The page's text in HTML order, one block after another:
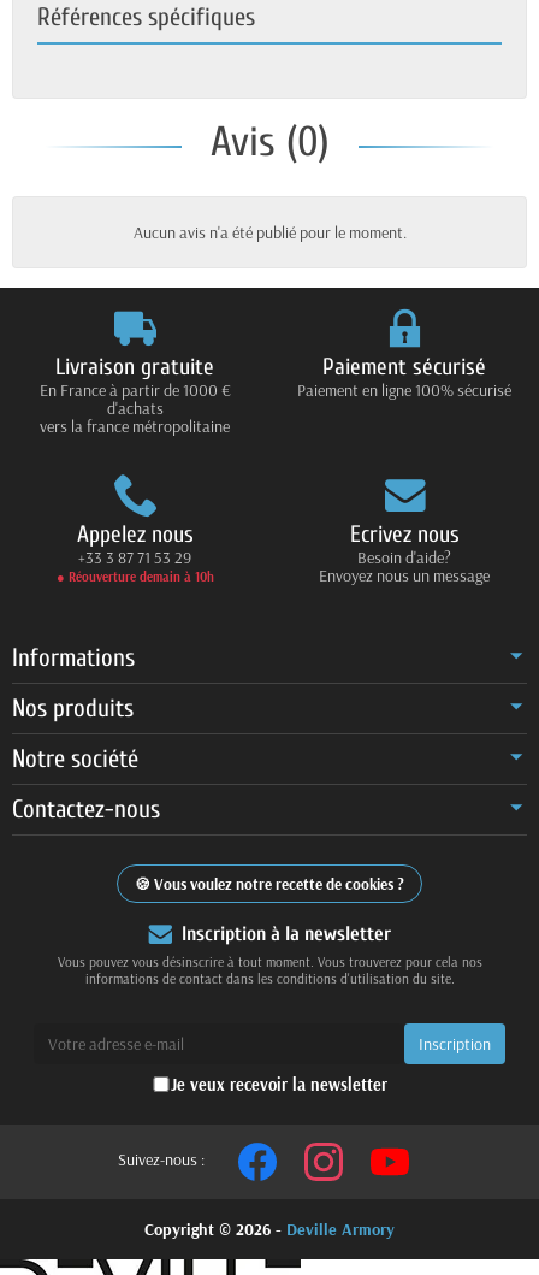
Références spécifiques
Avis (0)
Aucun avis n'a été publié pour le moment.
Livraison gratuite
En France à partir de 1000 €
d'achats
vers la france métropolitaine
Paiement sécurisé
Paiement en ligne 100% sécurisé
Appelez nous
+33 3 87 71 53 29
● Réouverture demain à 10h
Ecrivez nous
Besoin d'aide?
Envoyez nous un message
Informations
Nos produits
Notre société
Contactez-nous
Vous voulez notre recette de cookies ?
Inscription à la newsletter
Vous pouvez vous désinscrire à tout moment. Vous trouverez pour cela nos
informations de contact dans les conditions d'utilisation du site.
Je veux recevoir la newsletter
Suivez-nous :
Copyright © 2026 - Deville Armory